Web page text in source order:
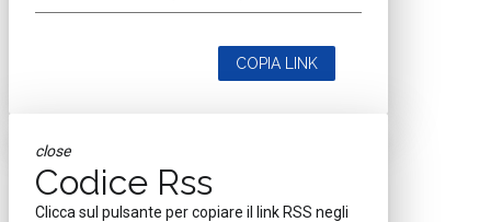
COPIA LINK
close
Codice Rss
Clicca sul pulsante per copiare il link RSS negli